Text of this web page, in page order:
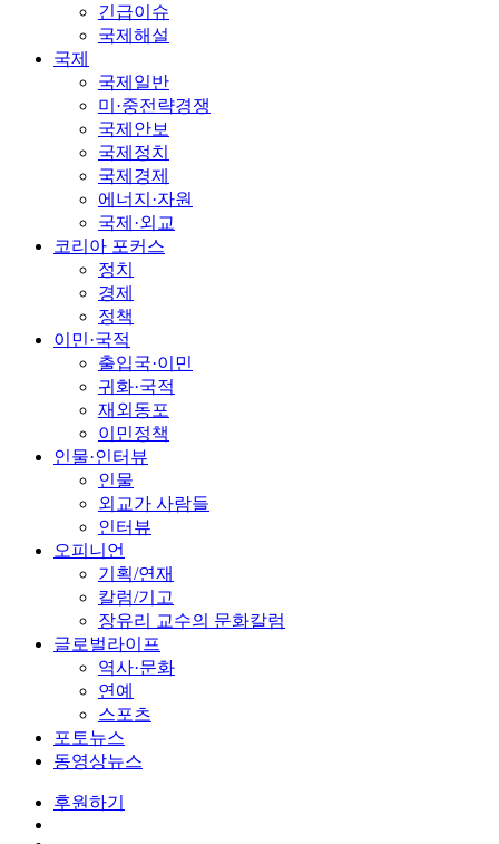
긴급이슈
국제해설
국제
국제일반
미·중전략경쟁
국제안보
국제정치
국제경제
에너지·자원
국제·외교
코리아 포커스
정치
경제
정책
이민·국적
출입국·이민
귀화·국적
재외동포
이민정책
인물·인터뷰
인물
외교가 사람들
인터뷰
오피니언
기획/연재
칼럼/기고
장유리 교수의 문화칼럼
글로벌라이프
역사·문화
연예
스포츠
포토뉴스
동영상뉴스
후원하기